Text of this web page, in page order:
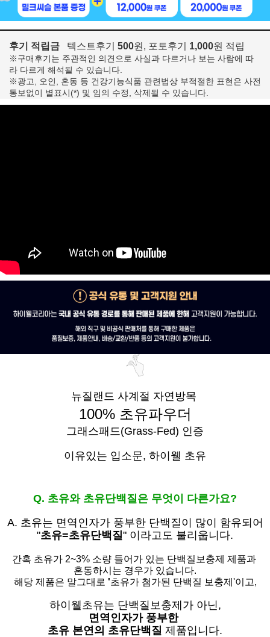
후기 적립금 텍스트후기 500원, 포토후기 1,000원 적립
※구매후기는 주관적인 의견으로 사실과 다르거나 보는 사람에 따
라 다르게 해석될 수 있습니다.
※광고, 오인, 혼동 등 건강기능식품 관련법상 부적절한 표현은 사전
통보없이 별표시(*) 및 임의 수정, 삭제될 수 있습니다.
뉴질랜드 사계절 자연방목
100% 초유파우더
그래스패드(Grass-Fed) 인증
이유있는 입소문, 하이웰 초유
Q. 초유와 초유단백질은 무엇이 다른가요?
A. 초유는 면역인자가 풍부한 단백질이 많이 함유되어
"초유=초유단백질 " 이라고도 불리웁니다.
간혹 초유가 2~3% 소량 들어가 있는 단백질보충제 제품과
혼동하시는 경우가 있습니다.
해당 제품은 말그대로 '초유가 첨가된 단백질 보충제'이고,
하이웰초유는 단백질보충제가 아닌,
면역인자가 풍부한
초유 본연의 초유단백질 제품입니다.